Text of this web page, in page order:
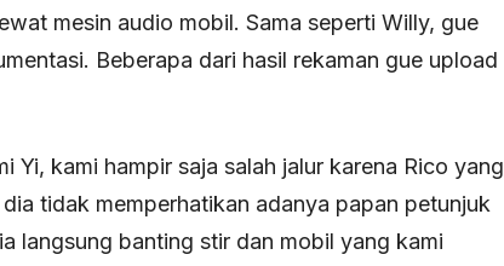
mesin audio mobil. Sama seperti Willy, gue
Beberapa dari hasil rekaman gue upload
kami hampir saja salah jalur karena Rico yang
tidak memperhatikan adanya papan petunjuk
langsung banting stir dan mobil yang kami